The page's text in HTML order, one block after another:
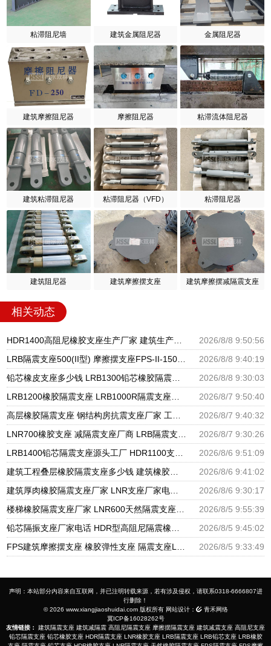
粘滞阻尼墙 建筑金属阻尼器 金属阻尼器
建筑摩擦阻尼器 摩擦阻尼器 粘滞流体阻尼器
建筑粘滞阻尼器 粘滞阻尼器（VFD） 粘滞阻尼器
建筑阻尼器 建筑摩擦摆支座 建筑摩擦摆减隔震支座
相关动态
HDR1400高阻尼橡胶支座生产厂家 建筑生产橡胶减震支座生产厂家 LNR1300隔震支座什么价格
2026/8/8 9:50:56
LRB隔震支座500(II型) 摩擦摆支座FPS-II-15000生产厂家 高层橡胶隔震支座报价
2026/8/8 9:40:19
铅芯橡皮支座多少钱 LRB1300铅芯橡胶隔震支座生产厂家 建筑隔震支座LNR300生产厂家
2026/8/8 9:30:03
LRB1200橡胶隔震支座 LRB1000R隔震支座源头工厂 LRB300铅芯隔震支座什么价格
2026/8/7 9:50:40
高层橡胶隔震支座 钢结构房抗震支座厂家 工程叠层橡胶隔震支座厂家
2026/8/7 9:40:32
LNR700橡胶支座 减隔震支座厂商 LRB隔震支座600生产厂家
2026/8/7 9:30:26
LRB1400铅芯隔震支座源头工厂 HDR1100支座源头工厂 建筑隔震建筑的隔震支座源头工厂
2026/8/6 9:51:09
建筑工程叠层橡胶隔震支座多少钱 建筑橡胶隔震支座LNR700源头工厂 建筑物橡胶隔震支座源头工厂
2026/8/6 9:41:02
建筑厚肉橡胶隔震支座厂家 LNR支座厂家电话 隔震支座LNR300生产厂家
2026/8/6 9:30:17
楼梯橡胶隔震支座厂家 LNR600天然隔震支座 国内隔震支座厂家
2026/8/5 9:55:39
铅芯隔振支座厂家电话 HDR型高阻尼隔震橡胶支座厂家 建筑隔震支座隔震支座厂家
2026/8/5 9:45:02
FPS建筑摩擦摆支座 橡胶弹性支座 隔震支座LRB650-Ⅱ生产厂家
2026/8/5 9:33:49
声明：本站部分内容来自互联网，并已注明转载来源，若有涉及侵权，请联系0318-6666807进
行删除！
© 2026 www.xiangjiaoshuidai.com 版权所有 网站设计：
青禾网络
冀ICP备16028262号
友情链接：
建筑隔震支座 建筑减隔震 高阻尼隔震支座 摩擦摆隔震支座 建筑减震支座 高阻尼支座
铅芯隔震支座 铅芯橡胶支座 HDR隔震支座 LNR橡胶支座 LRB隔震支座 LRB铅芯支座 LRB橡胶